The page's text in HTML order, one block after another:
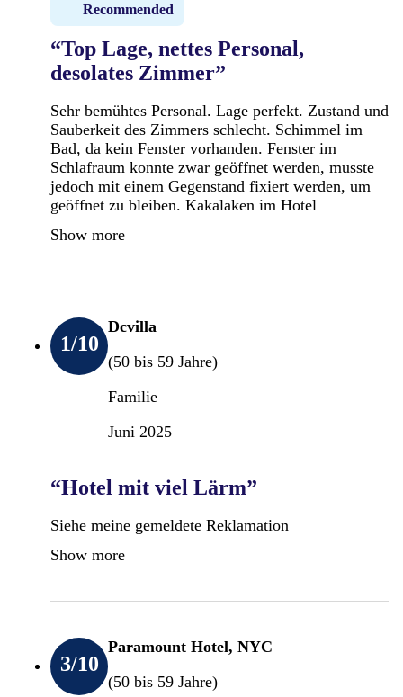
Recommended
“Top Lage, nettes Personal,
desolates Zimmer”
Sehr bemühtes Personal. Lage perfekt. Zustand und
Sauberkeit des Zimmers schlecht. Schimmel im
Bad, da kein Fenster vorhanden. Fenster im
Schlafraum konnte zwar geöffnet werden, musste
jedoch mit einem Gegenstand fixiert werden, um
geöffnet zu bleiben. Kakalaken im Hotel
Show more
1/10
Dcvilla
(50 bis 59 Jahre)
Familie
Juni 2025
“Hotel mit viel Lärm”
Siehe meine gemeldete Reklamation
Show more
3/10
Paramount Hotel, NYC
(50 bis 59 Jahre)